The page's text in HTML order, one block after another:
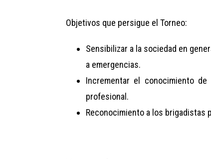
Objetivos que persigue el Torneo:
Sensibilizar a la sociedad en
a emergencias.
Incrementar el conocimiento
profesional.
Reconocimiento a los brigadistas